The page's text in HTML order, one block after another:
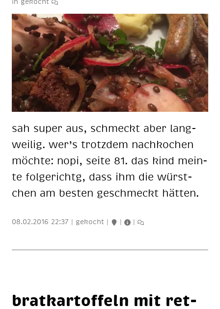
sah su­per aus, schmeckt aber lang­
wei­lig. wer’s trotz­dem nach­ko­chen
möch­te: nopi, sei­te 81. das kind mein­
te fol­ge­richtg, dass ihm die würst­
chen am bes­ten ge­schmeckt hät­ten.
08.02.2016 22:37 | gekocht | | |
brat­kar­tof­feln mit ret­